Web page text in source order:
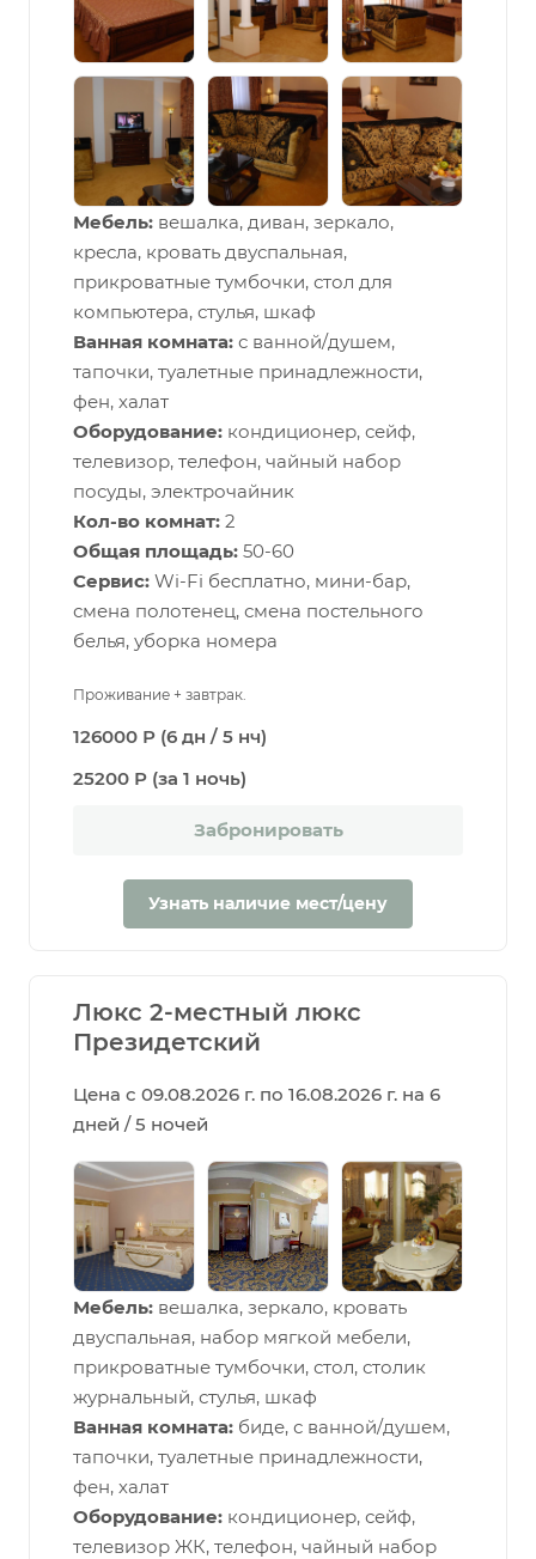
Мебель: вешалка, диван, зеркало,
кресла, кровать двуспальная,
прикроватные тумбочки, стол для
компьютера, стулья, шкаф
Ванная комната: с ванной/душем,
тапочки, туалетные принадлежности,
фен, халат
Оборудование: кондиционер, сейф,
телевизор, телефон, чайный набор
посуды, электрочайник
Кол-во комнат: 2
Общая площадь: 50-60
Сервис: Wi-Fi бесплатно, мини-бар,
смена полотенец, смена постельного
белья, уборка номера
Проживание + завтрак.
126000 Р (6 дн / 5 нч)
25200 Р (за 1 ночь)
Забронировать
Узнать наличие мест/цену
Люкс 2-местный люкс
Президетский
Цена с 09.08.2026 г. по 16.08.2026 г. на 6
дней / 5 ночей
Мебель: вешалка, зеркало, кровать
двуспальная, набор мягкой мебели,
прикроватные тумбочки, стол, столик
журнальный, стулья, шкаф
Ванная комната: биде, с ванной/душем,
тапочки, туалетные принадлежности,
фен, халат
Оборудование: кондиционер, сейф,
телевизор ЖК, телефон, чайный набор